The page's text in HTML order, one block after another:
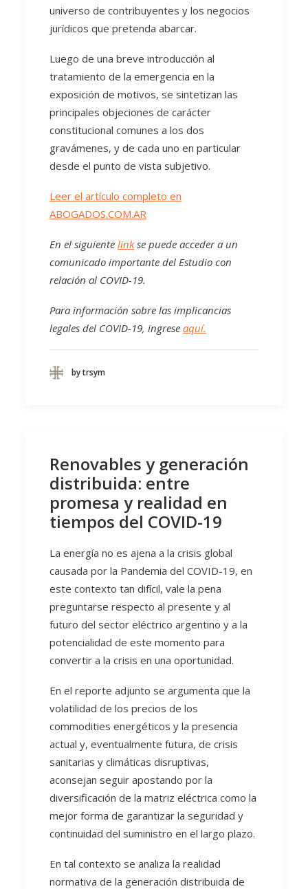
universo de contribuyentes y los negocios
jurídicos que pretenda abarcar.
Luego de una breve introducción al
tratamiento de la emergencia en la
exposición de motivos, se sintetizan las
principales objeciones de carácter
constitucional comunes a los dos
gravámenes, y de cada uno en particular
desde el punto de vista subjetivo.
Leer el artículo completo en
ABOGADOS.COM.AR
En el siguiente linkse puede acceder a un
comunicado importante del Estudio con
relación al COVID-19.
Para información sobre las implicancias
legales del COVID-19, ingrese aquí.
by trsym
Renovables y generación
distribuida: entre
promesa y realidad en
tiempos del COVID-19
La energía no es ajena a la crisis global
causada por la Pandemia del COVID-19, en
este contexto tan difícil, vale la pena
preguntarse respecto al presente y al
futuro del sector eléctrico argentino y a la
potencialidad de este momento para
convertir a la crisis en una oportunidad.
En el reporte adjunto se argumenta que la
volatilidad de los precios de los
commodities energéticos y la presencia
actual y, eventualmente futura, de crisis
sanitarias y climáticas disruptivas,
aconsejan seguir apostando por la
diversificación de la matriz eléctrica como la
mejor forma de garantizar la seguridad y
continuidad del suministro en el largo plazo.
En tal contexto se analiza la realidad
normativa de la generación distribuida de